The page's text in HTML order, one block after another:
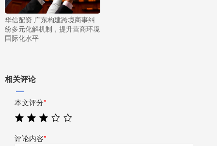
华信配资 广东构建跨境商事纠
纷多元化解机制，提升营商环境
国际化水平
相关评论
本文评分*
评论内容*